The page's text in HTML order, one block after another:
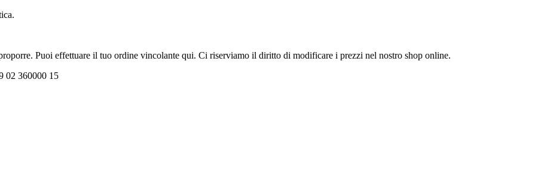
Puoi effettuare il tuo ordine vincolante qui. Ci riserviamo il diritto di modificare i prezzi nel nostro shop online.
02 360000 15